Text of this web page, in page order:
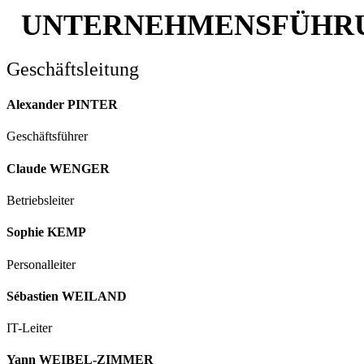
Geschäftsleitung
Alexander PINTER
Geschäftsführer
Claude WENGER
Betriebsleiter
Sophie KEMP
Personalleiter
Sébastien WEILAND
IT-Leiter
Yann WEIBEL-ZIMMER